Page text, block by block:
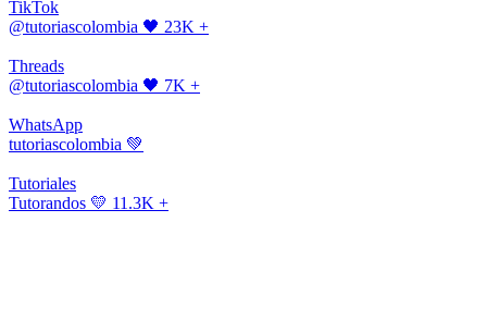
TikTok
@tutoriascolombia 🖤 23K +
Threads
@tutoriascolombia 🖤 7K +
WhatsApp
tutoriascolombia 💚
Tutoriales
Tutorandos 💛 11.3K +